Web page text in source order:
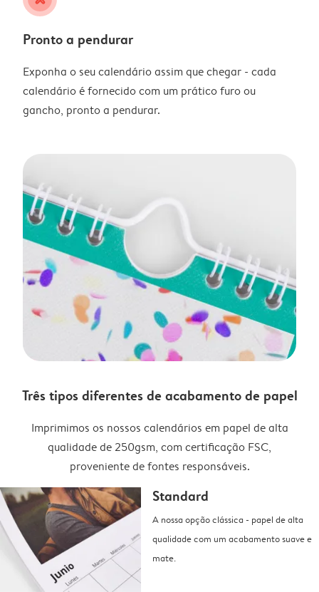
Pronto a pendurar
Exponha o seu calendário assim que chegar - cada
calendário é fornecido com um prático furo ou
gancho, pronto a pendurar.
Três tipos diferentes de acabamento de papel
Imprimimos os nossos calendários em papel de alta
qualidade de 250gsm, com certificação FSC,
proveniente de fontes responsáveis.
Standard
A nossa opção clássica - papel de alta
qualidade com um acabamento suave e
mate.